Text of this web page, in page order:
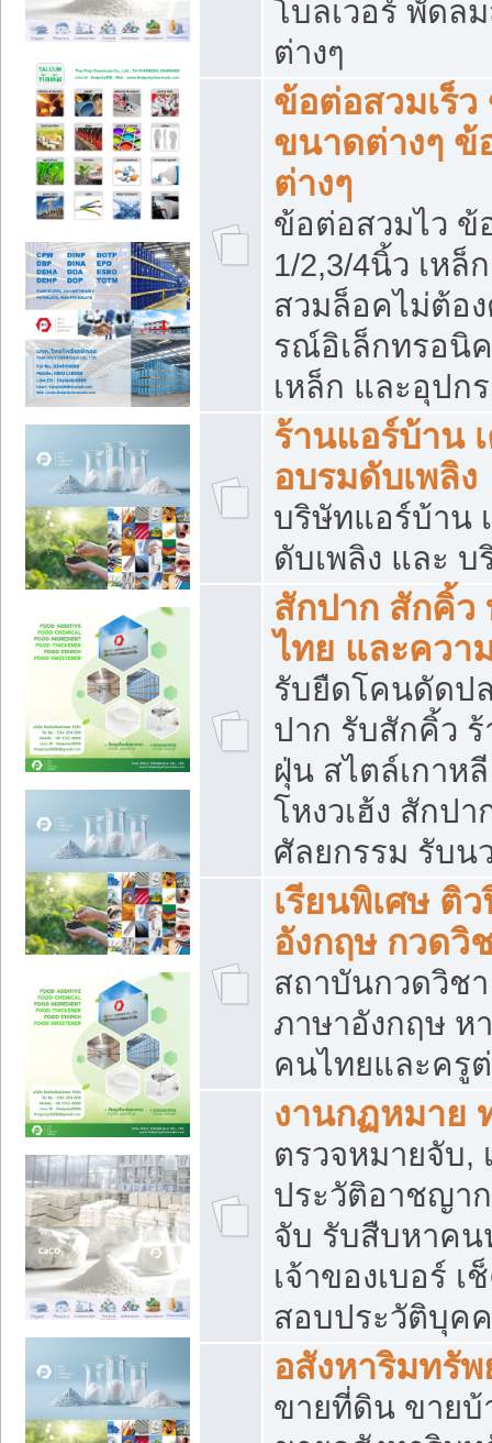
โบลเวอร์ พัดล
ต่างๆ
ข้อต่อสวมเร็
ขนาดต่างๆ ข้
ต่างๆ
ข้อต่อสวมไว ข้
1/2,3/4นิ้ว เหล็
สวมล็อคไม่ต้อ
รณ์อิเล็กทรอนิ
เหล็ก และอุปก
ร้านแอร์บ้าน
อบรมดับเพลิง
บริษัทแอร์บ้าน
ดับเพลิง และ
สักปาก สักคิ้
ไทย และควา
รับยืดโคนดัดป
ปาก รับสักคิ้ว
ฝุ่น สไตล์เกาห
โหงวเฮ้ง สักป
ศัลยกรรม รับน
เรียนพิเศษ ติ
อังกฤษ กวดวิ
สถาบันกวดวิช
ภาษาอังกฤษ ห
คนไทยและครู
งานกฏหมาย
ตรวจหมายจับ,
ประวัติอาชญา
จับ รับสืบหาคน
เจ้าของเบอร์
สอบประวัติบุค
อสังหาริมทรัพ
ขายที่ดิน ขายบ้